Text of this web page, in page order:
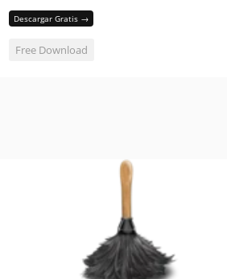
Descargar Gratis →
Free Download